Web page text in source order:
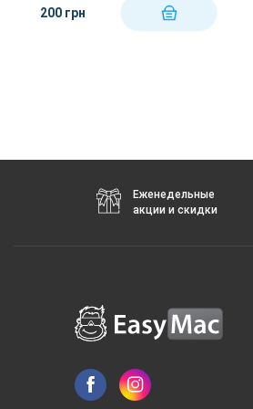
200 грн КУПИТЬ
Еженедельные
акции и скидки